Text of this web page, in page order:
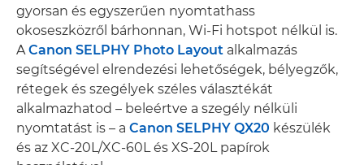
gyorsan és egyszerűen nyomtathass
okoseszközről bárhonnan, Wi-Fi hotspot nélkül is.
ACanon SELPHY Photo Layout alkalmazás
segítségével elrendezési lehetőségek, bélyegzők,
rétegek és szegélyek széles választékát
alkalmazhatod – beleértve a szegély nélküli
nyomtatást is – a Canon SELPHY QX20 készülék
és az XC-20L/XC-60L és XS-20L papírok